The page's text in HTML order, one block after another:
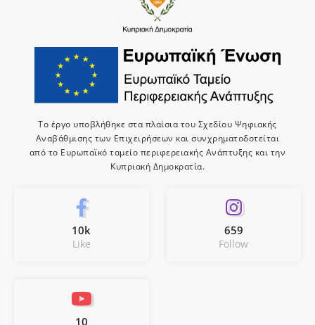
Το έργο υποβλήθηκε στα πλαίσια του Σχεδίου Ψηφιακής
Αναβάθμισης των Επιχειρήσεων και συνχρηματοδοτείται
από το Ευρωπαϊκό ταμείο περιφερειακής Ανάπτυξης και την
Κυπριακή Δημοκρατία.
10k
Like
659
Follow
10